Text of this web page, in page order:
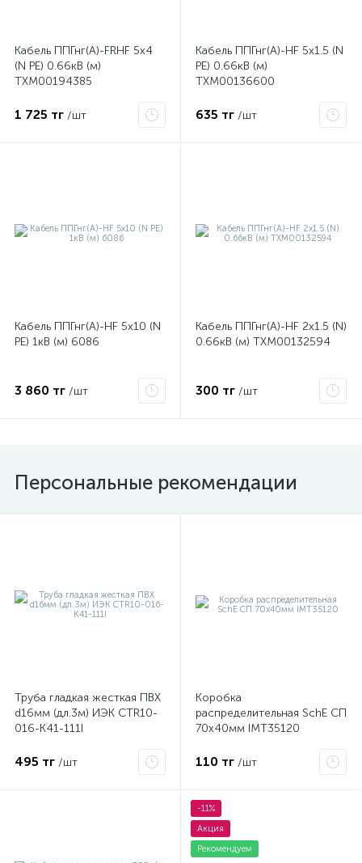
Кабель ППГнг(А)-FRHF 5х4
(N PE) 0.66кВ (м)
ТХМ00194385
1 725 тг /шт
Кабель ППГнг(А)-HF 5х1.5 (N
PE) 0.66кВ (м)
ТХМ00136600
635 тг /шт
Кабель ППГнг(А)-HF 5х10 (N
PE) 1кВ (м) 6086
3 860 тг /шт
Кабель ППГнг(А)-HF 2х1.5 (N)
0.66кВ (м) ТХМ00132594
300 тг /шт
Персональные рекомендации
Труба гладкая жесткая ПВХ
d16мм (дл.3м) ИЭК CTR10-
016-K41-111I
495 тг /шт
Коробка
распределительная SchE СП
70х40мм IMT35120
110 тг /шт
-11%
Акция
Рекомендуем